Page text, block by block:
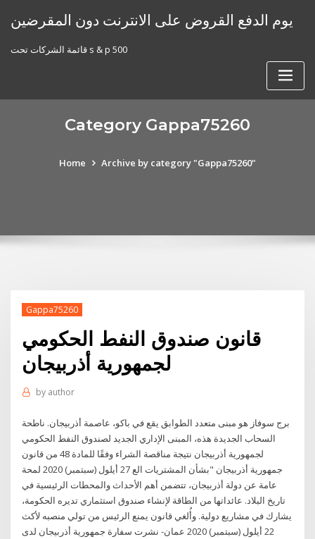
يوم الدفع القروض على الانترنت دون المقرضين
قائمة الشركات تحت s & p 500
Category Gappa75260
Home Archive by category "Gappa75260"
Gappa75260
قانون صندوق النفط الحكومي
لجمهورية أذربيجان
by author
برج سوفاز هو مبنى متعدد الطوابق يقع في باكو، عاصمة أذربيجان. ناطحة
السحاب الجديدة هذه، المبنى الإداري الجديد لصندوق النفط الحكومي
لجمهورية أذربيجان نتيجة مناقصة الشراء وفقًا للمادة 48 من قانون
جمهورية أذربيجان "بشأن المشتريات الع 27 أيلول (سبتمبر) 2020 لمحة
عامة عن دولة أذربيجان، تتضمن أهم الأحداث والمحطات الرئيسية في
تاريخ البلاد. عائداتها من الطاقة لإنشاء صندوق استثماري تديره الحكومة،
يشارك في مشاريع دولية. وأُلغي قانون يمنع الرئيس من تولي منصبه لأكث
22 أيلول (سبتمبر) 2020 عمان- نشرت سفارة جمهورية أذربيجان لدى